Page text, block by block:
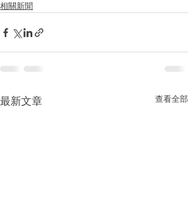
相關新聞
最新文章 查看全部